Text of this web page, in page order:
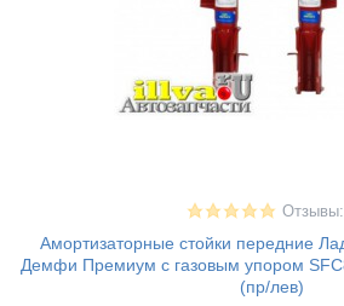
Амортизаторные стойки передние
Демфи Премиум с газовым упором
(пр/лев)